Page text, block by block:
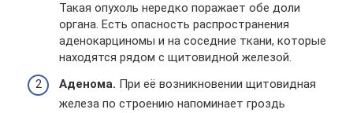
Такая опухоль нередко поражает обе доли
органа. Есть опасность распространения
аденокарциномы и на соседние ткани, которые
находятся рядом с щитовидной железой.
Аденома. При её возникновении щитовидная
железа по строению напоминает гроздь